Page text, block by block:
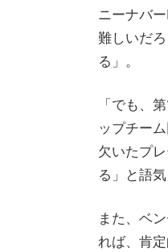
ニーナバ
難しいだ
る」。
「でも、
ップチー
欠いたプ
る」と語気
また、ベ
れば、肯